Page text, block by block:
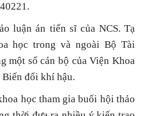
luận án tiến sĩ của NCS.Tạ
học trong và ngoài Bộ Tài
một số cán bộ của Viện Khoa
đổi khí hậu.
học tham gia buổi hội thảo